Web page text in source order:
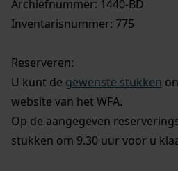
Archiefnummer: 1440-BD
Inventarisnummer: 775
Reserveren:
U kunt de gewenste stukken
website van het WFA.
Op de aangegeven
stukken om 9.30 uur voor u